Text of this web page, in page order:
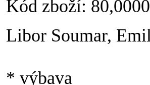
Kód zboží:
Libor Soumar,
* výbava